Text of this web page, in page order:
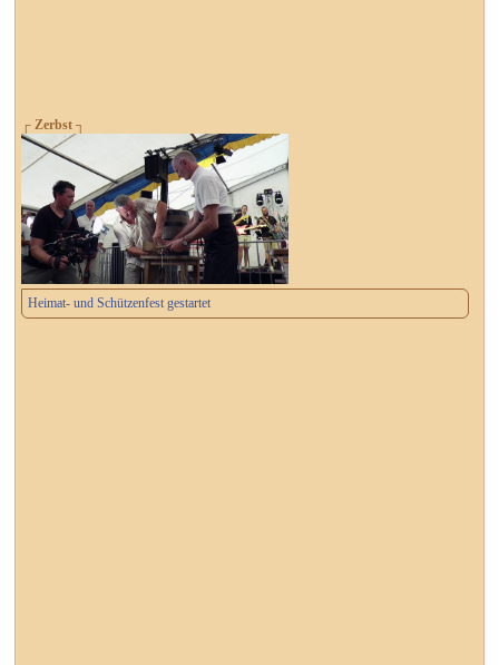
┌ Zerbst ┐
Heimat- und Schützenfest gestartet